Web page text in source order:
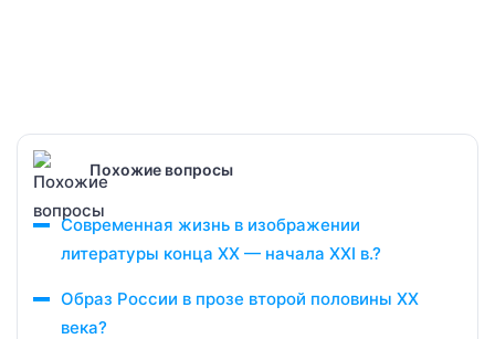
Похожие вопросы
Современная жизнь в изображении
литературы конца ХХ — начала ХХI в.?
Образ России в прозе второй половины ХХ
века?